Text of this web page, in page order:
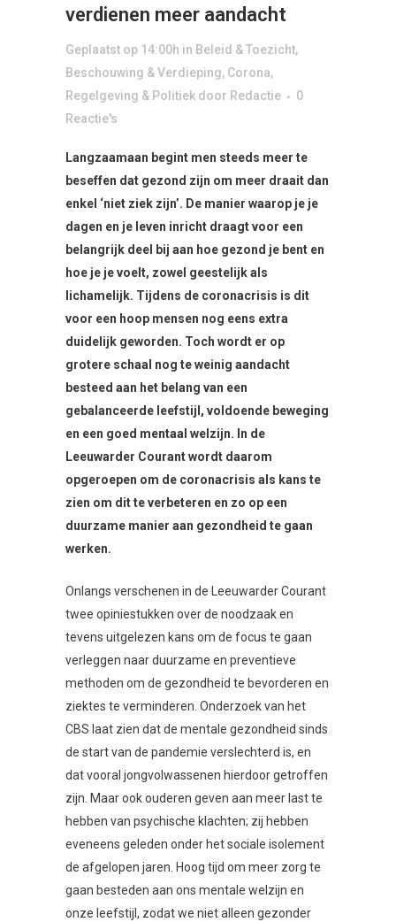
verdienen meer aandacht
Geplaatst op 14:00h in Beleid & Toezicht,
Beschouwing & Verdieping, Corona,
Regelgeving & Politiek door Redactie
0
Reactie's
Langzaamaan begint men steeds meer te
beseffen dat gezond zijn om meer draait dan
enkel ‘niet ziek zijn’. De manier waarop je je
dagen en je leven inricht draagt voor een
belangrijk deel bij aan hoe gezond je bent en
hoe je je voelt, zowel geestelijk als
lichamelijk. Tijdens de coronacrisis is dit
voor een hoop mensen nog eens extra
duidelijk geworden. Toch wordt er op
grotere schaal nog te weinig aandacht
besteed aan het belang van een
gebalanceerde leefstijl, voldoende beweging
en een goed mentaal welzijn. In de
Leeuwarder Courant wordt daarom
opgeroepen om de coronacrisis als kans te
zien om dit te verbeteren en zo op een
duurzame manier aan gezondheid te gaan
werken.
Onlangs verschenen in de Leeuwarder Courant
twee opiniestukken over de noodzaak en
tevens uitgelezen kans om de focus te gaan
verleggen naar duurzame en preventieve
methoden om de gezondheid te bevorderen en
ziektes te verminderen. Onderzoek van het
CBS laat zien dat de mentale gezondheid sinds
de start van de pandemie verslechterd is, en
dat vooral jongvolwassenen hierdoor getroffen
zijn. Maar ook ouderen geven aan meer last te
hebben van psychische klachten; zij hebben
eveneens geleden onder het sociale isolement
de afgelopen jaren. Hoog tijd om meer zorg te
gaan besteden aan ons mentale welzijn en
onze leefstijl, zodat we niet alleen gezonder